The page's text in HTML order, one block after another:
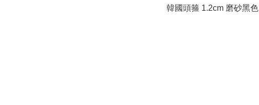
韓國頭箍 1.2cm 磨砂黑色